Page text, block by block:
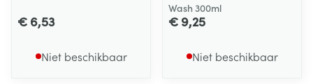
€ 6,53
Niet beschikbaar
Wash 300ml
€ 9,25
Niet beschikbaar